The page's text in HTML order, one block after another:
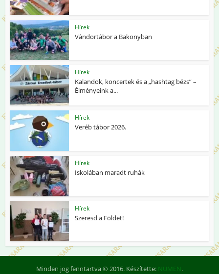
Hírek
Vándortábor a Bakonyban
Hírek
Kalandok, koncertek és a „hashtag bézs” –
Élményeink a...
Hírek
Veréb tábor 2026.
Hírek
Iskolában maradt ruhák
Hírek
Szeresd a Földet!
Minden jog fenntartva © 2016. Készítette: NUMEN.